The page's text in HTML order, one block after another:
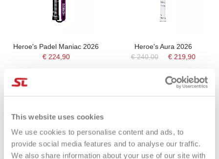
This website uses cookies
We use cookies to personalise content and ads, to
provide social media features and to analyse our traffic.
We also share information about your use of our site with
Heroe's Padel Maniac 2026
€ 224,90
Heroe's Aura 2026
€ 240,00
€ 219,90
-38%